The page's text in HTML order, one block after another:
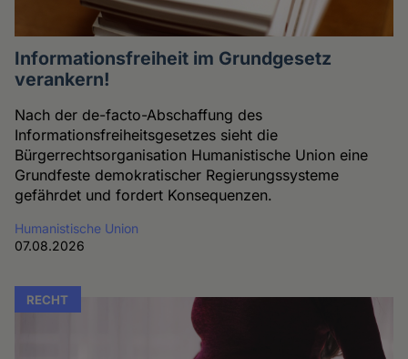
Informationsfreiheit im Grundgesetz
verankern!
Nach der de-facto-Abschaffung des
Informationsfreiheitsgesetzes sieht die
Bürgerrechtsorganisation Humanistische Union eine
Grundfeste demokratischer Regierungssysteme
gefährdet und fordert Konsequenzen.
Humanistische Union
07.08.2026
RECHT